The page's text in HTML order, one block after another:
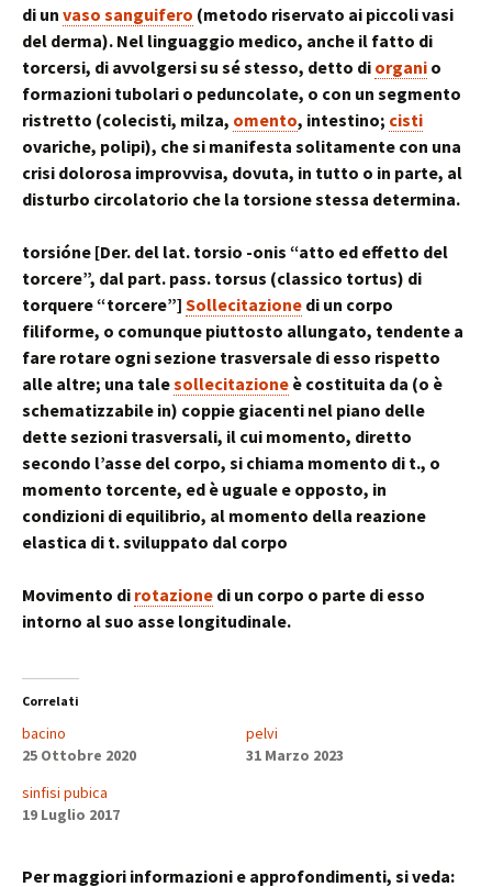
di un vaso sanguifero (metodo riservato ai piccoli vasi
del derma). Nel linguaggio medico, anche il fatto di
torcersi, di avvolgersi su sé stesso, detto di organi o
formazioni tubolari o peduncolate, o con un segmento
ristretto (colecisti, milza, omento, intestino; cisti
ovariche, polipi), che si manifesta solitamente con una
crisi dolorosa improvvisa, dovuta, in tutto o in parte, al
disturbo circolatorio che la torsione stessa determina.
torsióne [Der. del lat. torsio -onis “atto ed effetto del
torcere”, dal part. pass. torsus (classico tortus) di
torquere “torcere”] Sollecitazione di un corpo
filiforme, o comunque piuttosto allungato, tendente a
fare rotare ogni sezione trasversale di esso rispetto
alle altre; una talesollecitazione è costituita da (o è
schematizzabile in) coppie giacenti nel piano delle
dette sezioni trasversali, il cui momento, diretto
secondo l’asse del corpo, si chiama momento di t., o
momento torcente, ed è uguale e opposto, in
condizioni di equilibrio, al momento della reazione
elastica di t. sviluppato dal corpo
Movimento di rotazione di un corpo o parte di esso
intorno al suo asse longitudinale.
Correlati
bacino
25 Ottobre 2020
pelvi
31 Marzo 2023
sinfisi pubica
19 Luglio 2017
Per maggiori informazioni e approfondimenti, si veda: